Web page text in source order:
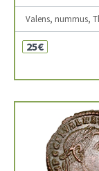
Valens, nummus,
25€